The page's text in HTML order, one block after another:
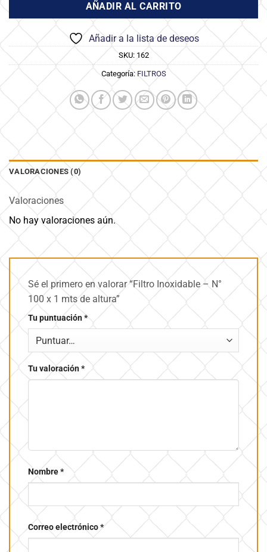
AÑADIR AL CARRITO
Añadir a la lista de deseos
SKU: 162
Categoría:FILTROS
VALORACIONES (0)
Valoraciones
No hay valoraciones aún.
Sé el primero en valorar “Filtro Inoxidable – N°
100 x 1 mts de altura”
Tu puntuación*
Tu valoración*
Nombre*
Correo electrónico*